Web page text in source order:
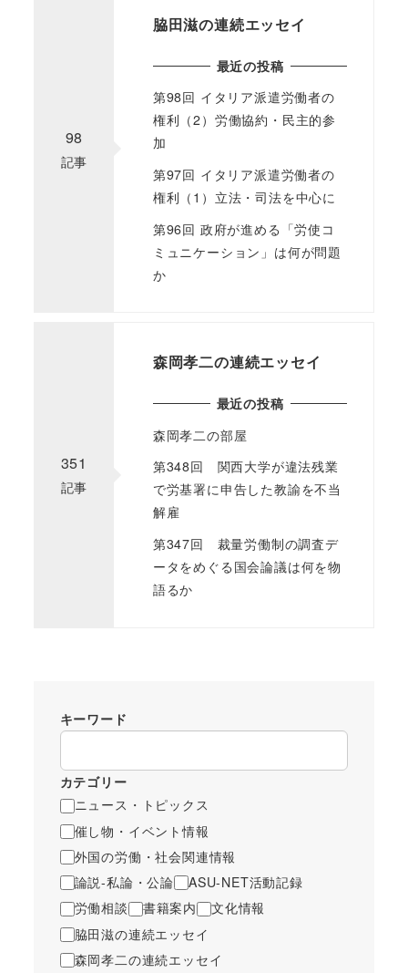
98
記事
脇田滋の連続エッセイ
最近の投稿
第98回 イタリア派遣労働者の
権利（2）労働協約・民主的参
加
第97回 イタリア派遣労働者の
権利（1）立法・司法を中心に
第96回 政府が進める「労使コ
ミュニケーション」は何が問題
か
351
記事
森岡孝二の連続エッセイ
最近の投稿
森岡孝二の部屋
第348回 関西大学が違法残業
で労基署に申告した教諭を不当
解雇
第347回 裁量労働制の調査デ
ータをめぐる国会論議は何を物
語るか
キーワード
カテゴリー
ニュース・トピックス
催し物・イベント情報
外国の労働・社会関連情報
論説-私論・公論
ASU-NET活動記録
労働相談
書籍案内
文化情報
脇田滋の連続エッセイ
森岡孝二の連続エッセイ